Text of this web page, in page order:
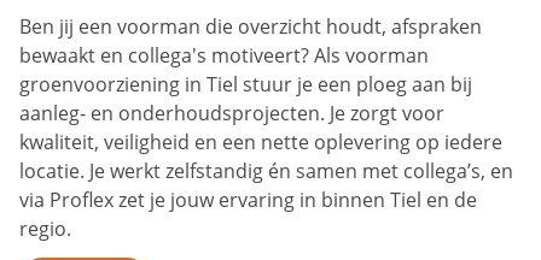
Ben jij een voorman die overzicht houdt, afspraken
bewaakt en collega's motiveert? Als voorman
groenvoorziening in Tiel stuur je een ploeg aan bij
aanleg- en onderhoudsprojecten. Je zorgt voor
kwaliteit, veiligheid en een nette oplevering op iedere
locatie. Je werkt zelfstandig én samen met collega’s, en
via Proflex zet je jouw ervaring in binnen Tiel en de
regio.